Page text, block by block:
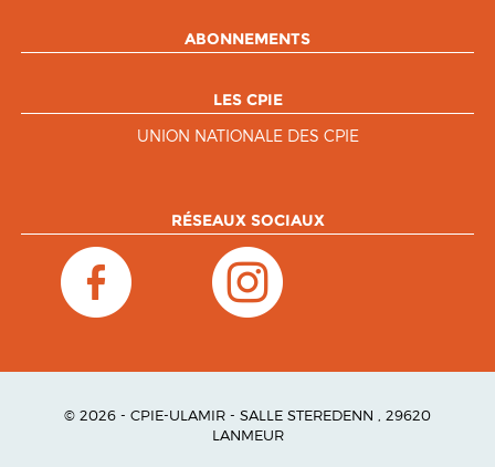
ABONNEMENTS
LES CPIE
UNION NATIONALE DES CPIE
RÉSEAUX SOCIAUX
© 2026 - CPIE-ULAMIR - SALLE STEREDENN , 29620
LANMEUR